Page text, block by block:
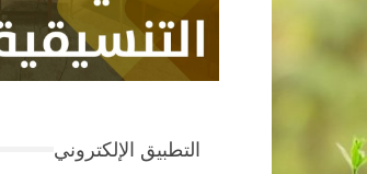
التطبيق الإلكتروني